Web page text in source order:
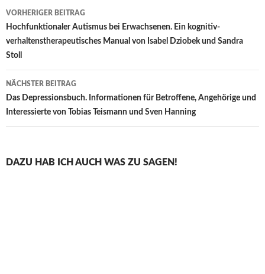
Beitragsnavigation
VORHERIGER BEITRAG
Hochfunktionaler Autismus bei Erwachsenen. Ein kognitiv-
verhaltenstherapeutisches Manual von Isabel Dziobek und Sandra
Stoll
NÄCHSTER BEITRAG
Das Depressionsbuch. Informationen für Betroffene, Angehörige und
Interessierte von Tobias Teismann und Sven Hanning
DAZU HAB ICH AUCH WAS ZU SAGEN!